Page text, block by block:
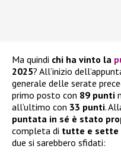
Ma quindi chi ha vinto la
2025? All’inizio
generale delle serate
primo posto con 89 punti
all’ultimo con 33 punti.
puntata in sé è stato
completa di tutte e sette
due si sarebbero sfidati: